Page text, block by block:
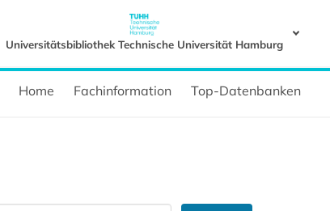
Universitätsbibliothek Technische Universität Hamburg
Home Fachinformation Top-Datenbanken